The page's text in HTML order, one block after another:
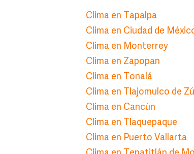
Clima en Tapalpa
Clima en Ciudad de
Clima en Monterrey
Clima en Zapopan
Clima en Tonalá
Clima en Tlajomulco de
Clima en Cancún
Clima en Tlaquepaque
Clima en Puerto Vallarta